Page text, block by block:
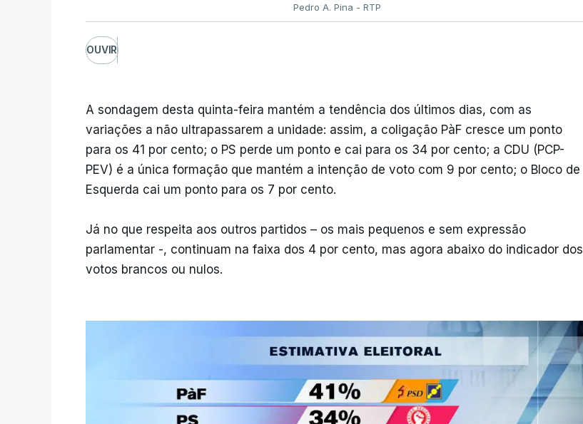
Pedro A. Pina - RTP
OUVIR
A sondagem desta quinta-feira mantém a tendência dos últimos dias, com as
variações a não ultrapassarem a unidade: assim, a coligação PàF cresce um ponto
para os 41 por cento; o PS perde um ponto e cai para os 34 por cento; a CDU (PCP-
PEV) é a única formação que mantém a intenção de voto com 9 por cento; o Bloco de
Esquerda cai um ponto para os 7 por cento.
Já no que respeita aos outros partidos – os mais pequenos e sem expressão
parlamentar -, continuam na faixa dos 4 por cento, mas agora abaixo do indicador dos
votos brancos ou nulos.